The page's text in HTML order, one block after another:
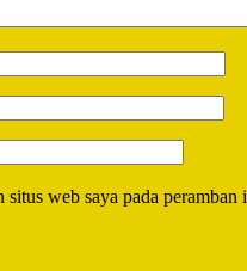
situs web saya pada